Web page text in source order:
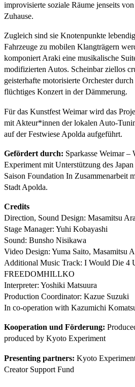
improvisierte soziale Räume jenseits
Zuhause.
Zugleich sind sie Knotenpunkte
Fahrzeuge zu mobilen Klangträgern
komponiert Araki eine musikalische
modifizierten Autos. Scheinbar ziellos
geisterhafte motorisierte Orchester
flüchtiges Konzert in der Dämmerung.
Für das Kunstfest Weimar wird das
mit Akteur*innen der lokalen Auto-
auf der Festwiese Apolda aufgeführt.
Gefördert durch: Sparkasse Weimar
Experiment mit Unterstützung des
Saison Foundation In Zusammenarbeit
Stadt Apolda.
Credits
Direction, Sound Design: Masamitsu
Stage Manager: Yuhi Kobayashi
Sound: Bunsho Nisikawa
Video Design: Yuma Saito, Masamitsu
Additional Music Track: I Would Die 4
FREEDOMHILLKO
Interpreter: Yoshiki Matsuura
Production Coordinator: Kazue Suzuki
In co-operation with Kazumichi
Kooperation und Förderung:
produced by Kyoto Experiment
Presenting partners: Kyoto
Creator Support Fund